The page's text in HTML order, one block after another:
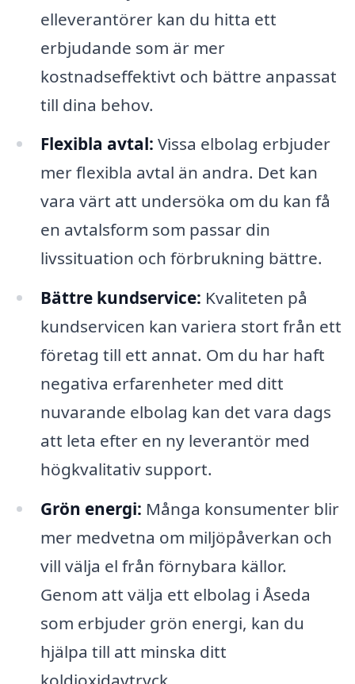
elleverantörer kan du hitta ett
erbjudande som är mer
kostnadseffektivt och bättre anpassat
till dina behov.
Flexibla avtal: Vissa elbolag erbjuder
mer flexibla avtal än andra. Det kan
vara värt att undersöka om du kan få
en avtalsform som passar din
livssituation och förbrukning bättre.
Bättre kundservice: Kvaliteten på
kundservicen kan variera stort från ett
företag till ett annat. Om du har haft
negativa erfarenheter med ditt
nuvarande elbolag kan det vara dags
att leta efter en ny leverantör med
högkvalitativ support.
Grön energi: Många konsumenter blir
mer medvetna om miljöpåverkan och
vill välja el från förnybara källor.
Genom att välja ett elbolag i Åseda
som erbjuder grön energi, kan du
hjälpa till att minska ditt